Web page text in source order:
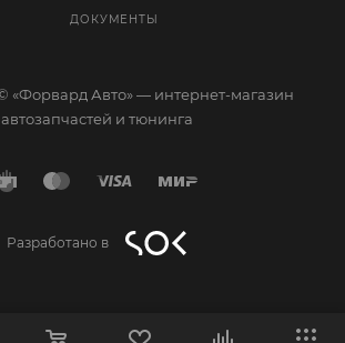
ДОКУМЕНТЫ
«Форвард Авто» — интернет-магазин
автозапчастей и тюнинга
Разработано в